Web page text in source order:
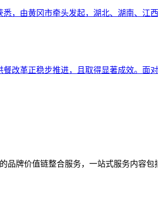
，由黄冈市牵头发起，湖北、湖南、江
改革正稳步推进，且取得显著成效。面
牌价值链整合服务，一站式服务内容